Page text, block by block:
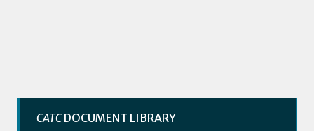
CATCDOCUMENT LIBRARY